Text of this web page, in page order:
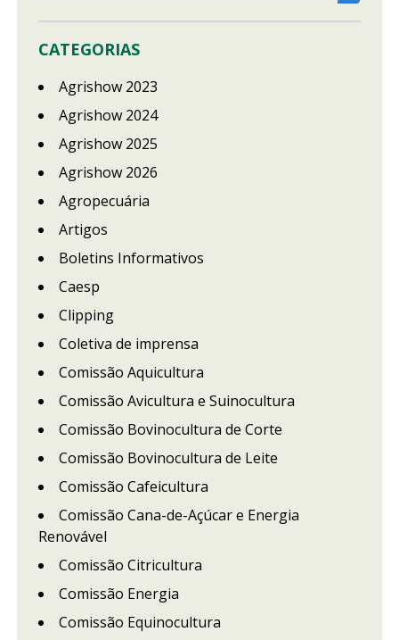
CATEGORIAS
Agrishow 2023
Agrishow 2024
Agrishow 2025
Agrishow 2026
Agropecuária
Artigos
Boletins Informativos
Caesp
Clipping
Coletiva de imprensa
Comissão Aquicultura
Comissão Avicultura e Suinocultura
Comissão Bovinocultura de Corte
Comissão Bovinocultura de Leite
Comissão Cafeicultura
Comissão Cana-de-Açúcar e Energia
Renovável
Comissão Citricultura
Comissão Energia
Comissão Equinocultura